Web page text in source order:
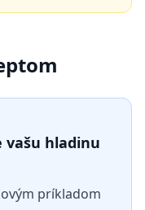
vašu hladinu
príkladom